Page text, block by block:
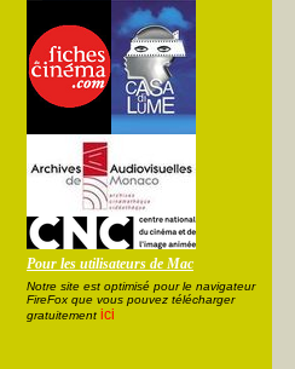
Pour les utilisateurs de Mac
Notre site est optimisé pour le navigateur
FireFox que vous pouvez télécharger
gratuitement ici